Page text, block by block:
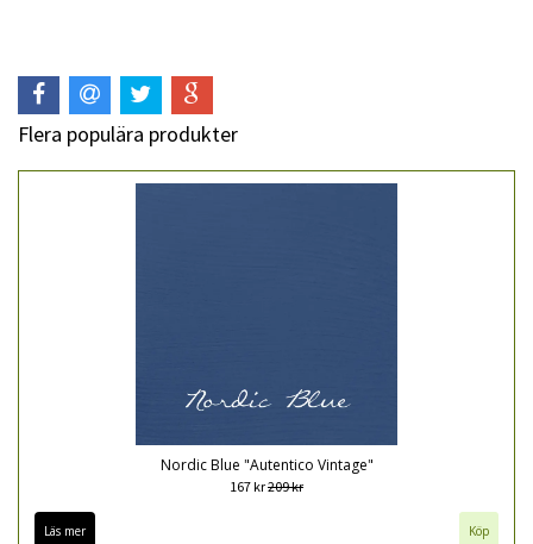
Flera populära produkter
Nordic Blue "Autentico Vintage"
167 kr209 kr
Läs mer Köp